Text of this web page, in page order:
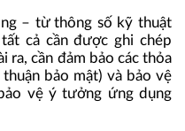
– từ thông số kỹ thuật
cả cần được ghi chép
ra, cần đảm bảo các thỏa
bảo mật) và bảo vệ
vệ ý tưởng ứng dụng